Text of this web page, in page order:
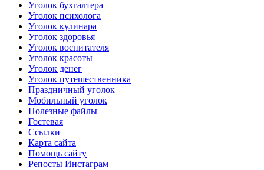
Уголок бухгалтера
Уголок психолога
Уголок кулинара
Уголок здоровья
Уголок воспитателя
Уголок красоты
Уголок денег
Уголок путешественника
Праздничный уголок
Мобильный уголок
Полезные файлы
Гостевая
Ссылки
Карта сайта
Помощь сайту
Репосты Инстаграм